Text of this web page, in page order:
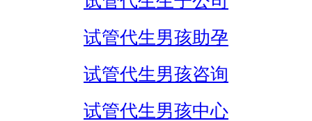
试管代生男孩助孕
试管代生男孩咨询
试管代生男孩中心